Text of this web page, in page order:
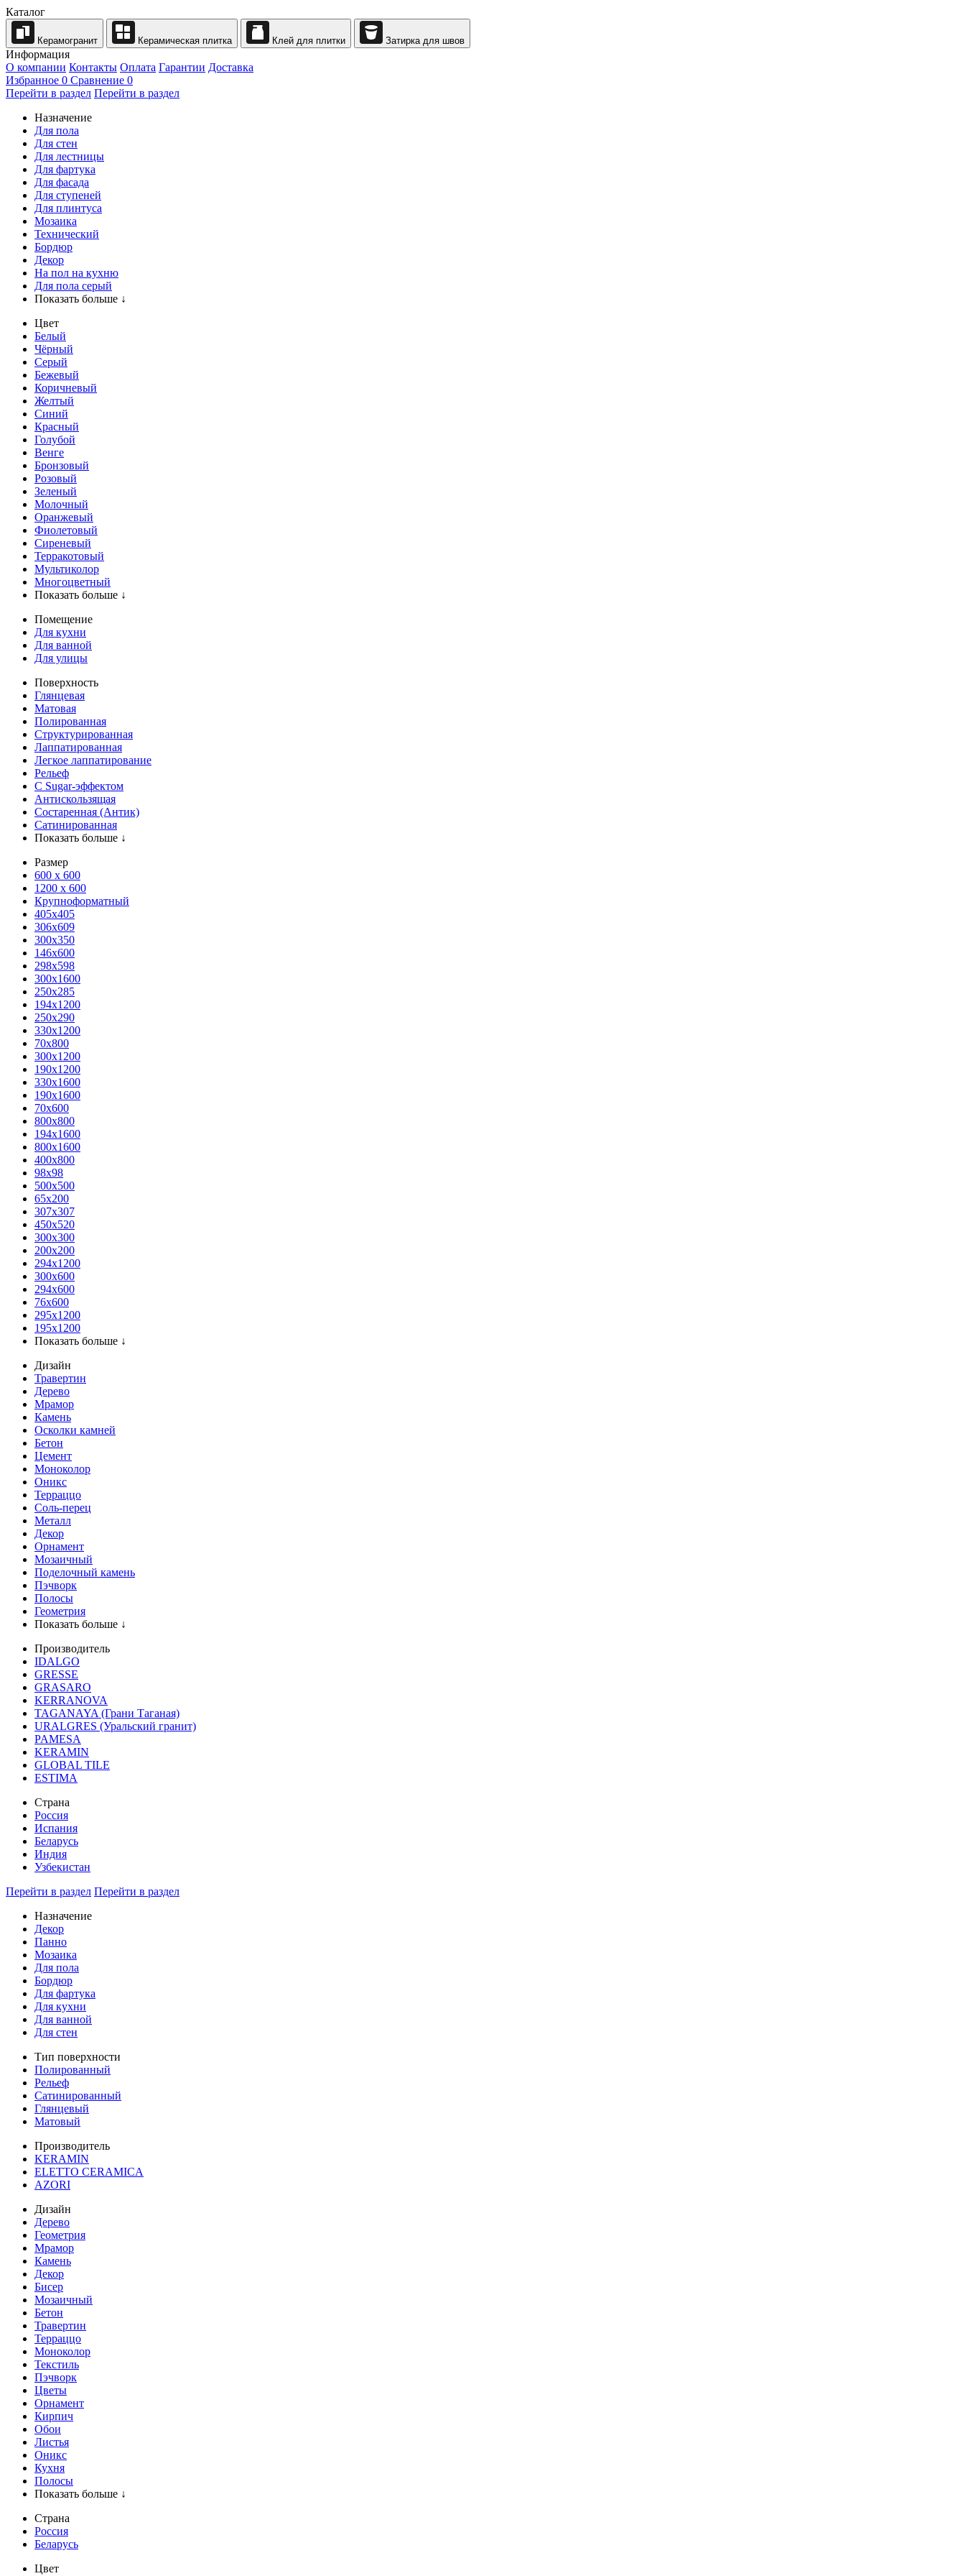
Каталог
Керамогранит Керамическая плитка Клей для плитки Затирка для швов
Информация
О компании Контакты Оплата Гарантии Доставка
Избранное 0 Сравнение 0
Перейти в раздел Перейти в раздел
Назначение
Для пола
Для стен
Для лестницы
Для фартука
Для фасада
Для ступеней
Для плинтуса
Мозаика
Технический
Бордюр
Декор
На пол на кухню
Для пола серый
Показать больше ↓
Цвет
Белый
Чёрный
Серый
Бежевый
Коричневый
Желтый
Синий
Красный
Голубой
Венге
Бронзовый
Розовый
Зеленый
Молочный
Оранжевый
Фиолетовый
Сиреневый
Терракотовый
Мультиколор
Многоцветный
Показать больше ↓
Помещение
Для кухни
Для ванной
Для улицы
Поверхность
Глянцевая
Матовая
Полированная
Структурированная
Лаппатированная
Легкое лаппатирование
Рельеф
С Sugar-эффектом
Антискользящая
Состаренная (Антик)
Сатинированная
Показать больше ↓
Размер
600 х 600
1200 х 600
Крупноформатный
405x405
306x609
300x350
146x600
298x598
300x1600
250x285
194x1200
250x290
330x1200
70x800
300x1200
190x1200
330x1600
190x1600
70x600
800x800
194x1600
800x1600
400х800
98x98
500x500
65x200
307x307
450x520
300x300
200x200
294x1200
300x600
294x600
76х600
295х1200
195х1200
Показать больше ↓
Дизайн
Травертин
Дерево
Мрамор
Камень
Осколки камней
Бетон
Цемент
Моноколор
Оникс
Терраццо
Соль-перец
Металл
Декор
Орнамент
Мозаичный
Поделочный камень
Пэчворк
Полосы
Геометрия
Показать больше ↓
Производитель
IDALGO
GRESSE
GRASARO
KERRANOVA
TAGANAYA (Грани Таганая)
URALGRES (Уральский гранит)
PAMESA
KERAMIN
GLOBAL TILE
ESTIMA
Страна
Россия
Испания
Беларусь
Индия
Узбекистан
Перейти в раздел Перейти в раздел
Назначение
Декор
Панно
Мозаика
Для пола
Бордюр
Для фартука
Для кухни
Для ванной
Для стен
Тип поверхности
Полированный
Рельеф
Сатинированный
Глянцевый
Матовый
Производитель
KERAMIN
ELETTO CERAMICA
AZORI
Дизайн
Дерево
Геометрия
Мрамор
Камень
Декор
Бисер
Мозаичный
Бетон
Травертин
Терраццо
Моноколор
Текстиль
Пэчворк
Цветы
Орнамент
Кирпич
Обои
Листья
Оникс
Кухня
Полосы
Показать больше ↓
Страна
Россия
Беларусь
Цвет